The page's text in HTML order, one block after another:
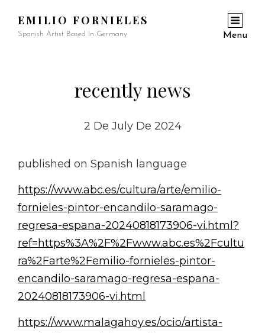
EMILIO FORNIELES
Spanish Artist Based In Germany Menu
recently news
2 De July De 2024
published on Spanish language
https://www.abc.es/cultura/arte/emilio-
fornieles-pintor-encandilo-saramago-
regresa-espana-20240818173906-vi.html?
ref=https%3A%2F%2Fwww.abc.es%2Fcultu
ra%2Farte%2Femilio-fornieles-pintor-
encandilo-saramago-regresa-espana-
20240818173906-vi.html
https://www.malagahoy.es/ocio/artista-